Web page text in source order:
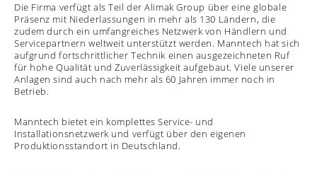
Die Firma verfügt als Teil der Alimak Group über eine globale
Präsenz mit Niederlassungen in mehr als 130 Ländern, die
zudem durch ein umfangreiches Netzwerk von Händlern und
Servicepartnern weltweit unterstützt werden. Manntech hat sich
aufgrund fortschrittlicher Technik einen ausgezeichneten Ruf
für hohe Qualität und Zuverlässigkeit aufgebaut. Viele unserer
Anlagen sind auch nach mehr als 60 Jahren immer noch in
Betrieb.
Manntech bietet ein komplettes Service- und
Installationsnetzwerk und verfügt über den eigenen
Produktionsstandort in Deutschland.